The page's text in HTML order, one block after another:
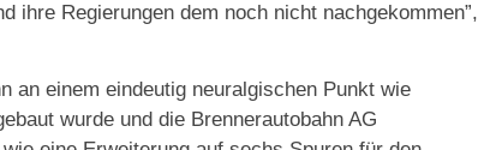
ihre Regierungen dem noch nicht nachgekommen”,
an einem eindeutig neuralgischen Punkt wie
wurde und die Brennerautobahn AG